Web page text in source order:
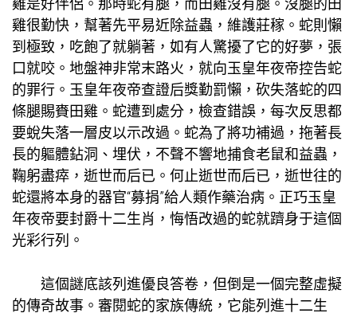
雞很勤快，幫著先平易近除益蟲，維護莊稼。蛇則懶
到極致，吃飽了就躺著，如有人驚擾了它的好夢，張
口就咬。地盤神非常末路火，就向玉皇年夜帝控告蛇
的罪行。玉皇年夜帝查證后獎勤罰懶，砍失落蛇的四
條腿賜賚田雞。蛇遭到處分，檢查錯誤，每次反思都
要蛻失落一層皮以示改過。蛇為了將功補過，拖著長
長的軀體鉆洞、埋伏，不聲不響地捕食老鼠和益蟲，
鞠躬盡瘁，逝世而后已。何止逝世而后已，逝世往的
蛇還將本身的器官“募捐”給人類作藥治病。正巧玉皇
年夜帝要封爵十二生肖，悔悟改過的蛇就躋身于這個
光彩行列。
這個謎底該列進優良答卷，但倒是一個完整虛擬
的傳奇故事。審閱蛇的家族傳統，它能列進十二生